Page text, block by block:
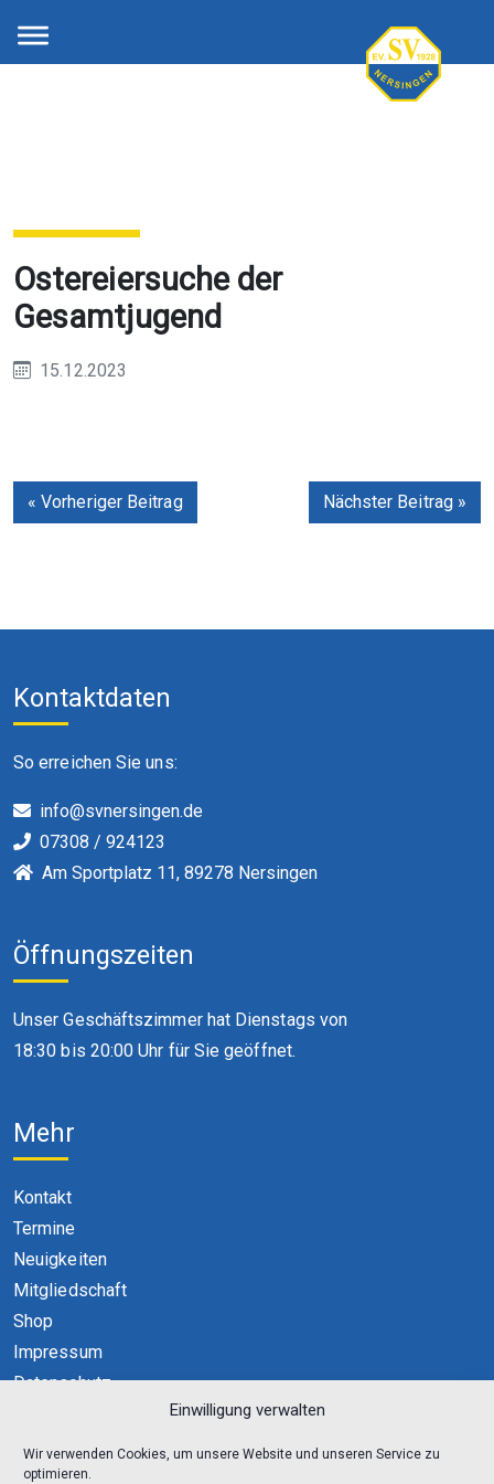
Einwilligung verwalten
Wir verwenden Cookies, um unsere Website und unseren Service zu
optimieren.
Ostereiersuche der
Gesamtjugend
15.12.2023
« Vorheriger Beitrag Nächster Beitrag »
Kontaktdaten
So erreichen Sie uns:
info@svnersingen.de
07308 / 924123
Am Sportplatz 11, 89278 Nersingen
Öffnungszeiten
Unser Geschäftszimmer hat Dienstags von
18:30 bis 20:00 Uhr für Sie geöffnet.
Mehr
Kontakt
Termine
Neuigkeiten
Mitgliedschaft
Shop
Impressum
Datenschutz
Cookie-Richtlinie (EU)